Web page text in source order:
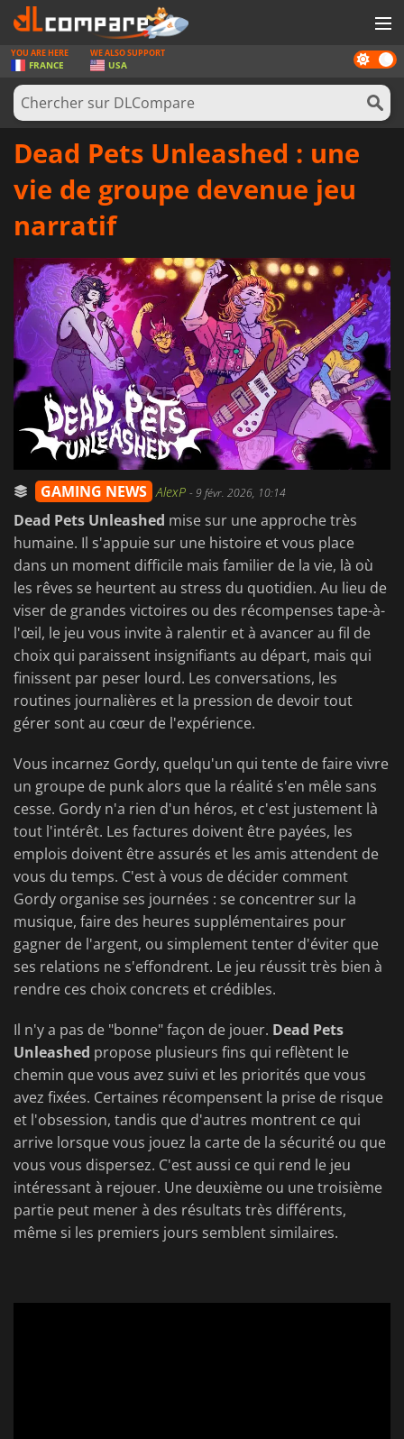
JEUX
CARTES PRÉPAYÉES
LOGICIELS
SE CONNECTER OU S'INSCRIRE
Dark
mode
YOU ARE HERE
FRANCE
WE ALSO SUPPORT
USA
Dead Pets Unleashed : une
vie de groupe devenue jeu
narratif
GAMING NEWS AlexP -9 févr. 2026, 10:14
Dead Pets Unleashed mise sur une approche très
humaine. Il s'appuie sur une histoire et vous place
dans un moment difficile mais familier de la vie, là où
les rêves se heurtent au stress du quotidien. Au lieu de
viser de grandes victoires ou des récompenses tape-à-
l'œil, le jeu vous invite à ralentir et à avancer au fil de
choix qui paraissent insignifiants au départ, mais qui
finissent par peser lourd. Les conversations, les
routines journalières et la pression de devoir tout
gérer sont au cœur de l'expérience.
Vous incarnez Gordy, quelqu'un qui tente de faire vivre
un groupe de punk alors que la réalité s'en mêle sans
cesse. Gordy n'a rien d'un héros, et c'est justement là
tout l'intérêt. Les factures doivent être payées, les
emplois doivent être assurés et les amis attendent de
vous du temps. C'est à vous de décider comment
Gordy organise ses journées : se concentrer sur la
musique, faire des heures supplémentaires pour
gagner de l'argent, ou simplement tenter d'éviter que
ses relations ne s'effondrent. Le jeu réussit très bien à
rendre ces choix concrets et crédibles.
Il n'y a pas de "bonne" façon de jouer. Dead Pets
Unleashed propose plusieurs fins qui reflètent le
chemin que vous avez suivi et les priorités que vous
avez fixées. Certaines récompensent la prise de risque
et l'obsession, tandis que d'autres montrent ce qui
arrive lorsque vous jouez la carte de la sécurité ou que
vous vous dispersez. C'est aussi ce qui rend le jeu
intéressant à rejouer. Une deuxième ou une troisième
partie peut mener à des résultats très différents,
même si les premiers jours semblent similaires.